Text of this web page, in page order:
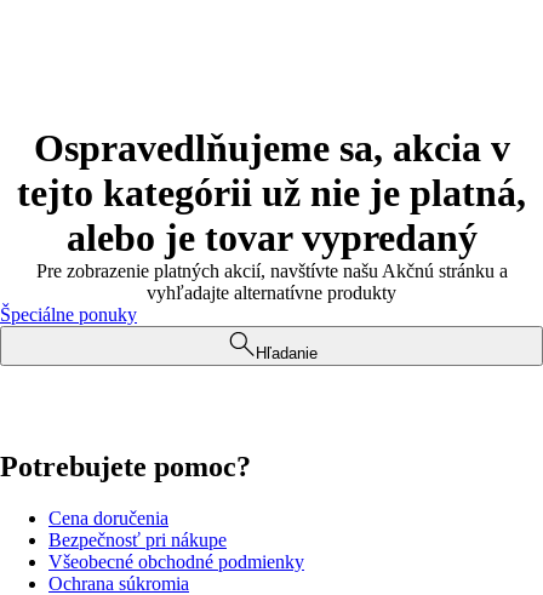
Ospravedlňujeme sa, akcia v
tejto kategórii už nie je platná,
alebo je tovar vypredaný
Pre zobrazenie platných akcií, navštívte našu Akčnú stránku a
vyhľadajte alternatívne produkty
Špeciálne ponuky
Hľadanie
Potrebujete pomoc?
Cena doručenia
Bezpečnosť pri nákupe
Všeobecné obchodné podmienky
Ochrana súkromia